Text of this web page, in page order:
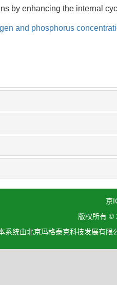
by enhancing the internal
and phosphorus
京
版权所有 ©
系统由北京玛格泰克科技发展有